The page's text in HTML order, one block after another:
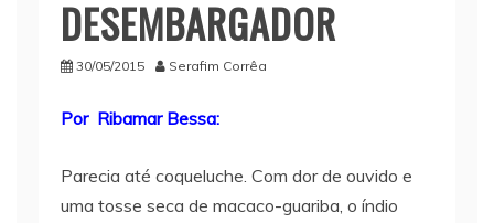
DESEMBARGADOR
30/05/2015 Serafim Corrêa
Por Ribamar Bessa:
Parecia até coqueluche. Com dor de ouvido e
uma tosse seca de macaco-guariba, o índio